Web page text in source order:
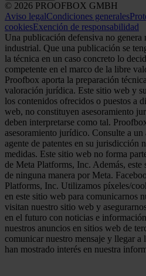
© 2026 PROOFBOX GMBH
Aviso legalCondiciones generales
cookiesExención de responsabilidad
Una publicación defensiva no genera
industrial. Que una publicación se
la técnica en un caso concreto lo
competente en el marco de la libre
Proofbox aporta la preparación
valoración jurídica. Este sitio web y
los contenidos ofrecidos o puestos a
web, no constituyen asesoramiento
deben interpretarse como tal.
asesoramiento jurídico. Consulte a
agente de patentes en su jurisdicción
medidas. Este sitio web no forma
de Meta Platforms, Inc. Además, este
de ninguna manera por Meta.
Platforms, Inc. Utilizamos píxeles/
en este sitio web para comunicarnos
visitan nuestro sitio web y
en el futuro con noticias e
nuestros anuncios en sitios web de
comunicar nuestro mensaje y llegar a
han mostrado interés en nuestra